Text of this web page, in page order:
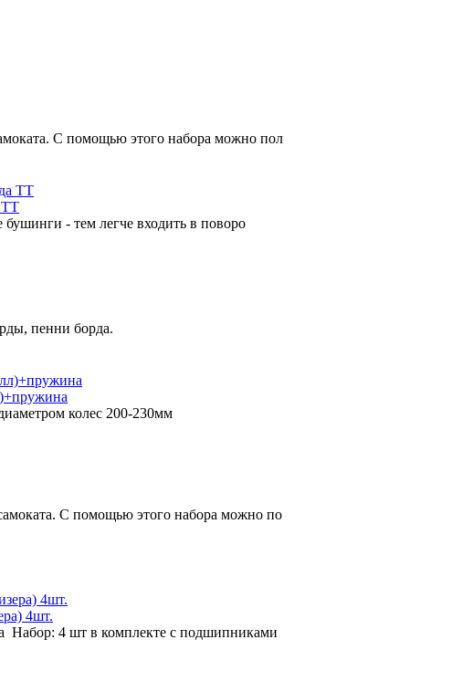
С помощью этого набора можно пол
TT
- тем легче входить в поворо
пенни борда.
колес 200-230мм
С помощью этого набора можно по
4шт.
Набор: 4 шт в комплекте с подшипниками